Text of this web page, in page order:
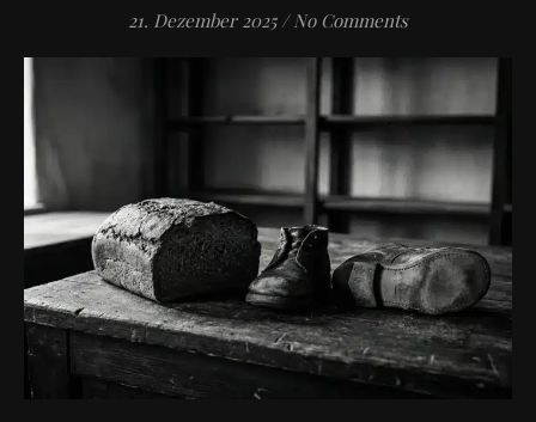
21. Dezember 2025 / No Comments